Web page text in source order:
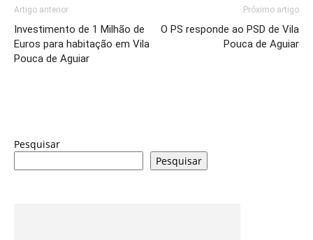
Artigo anterior
Investimento de 1 Milhão de
Euros para habitação em Vila
Pouca de Aguiar
Próximo artigo
O PS responde ao PSD de Vila
Pouca de Aguiar
Pesquisar
Pesquisar